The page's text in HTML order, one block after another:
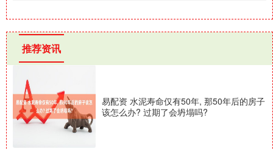
推荐资讯
易配资 水泥寿命仅有50年, 那50年后的房子
该怎么办? 过期了会坍塌吗?